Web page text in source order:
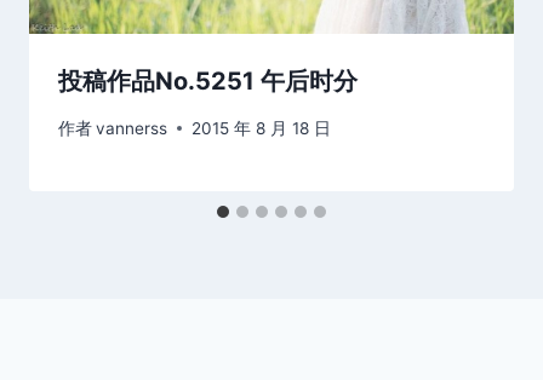
投稿作品No.5251 午后时分
作者vannerss 2015 年 8 月 18 日